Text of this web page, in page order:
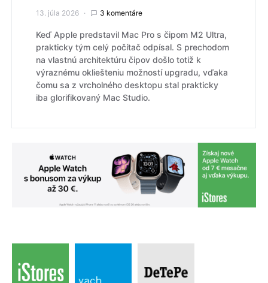
13. júla 2026 3 komentáre
Keď Apple predstavil Mac Pro s čipom M2 Ultra,
prakticky tým celý počítač odpísal. S prechodom
na vlastnú architektúru čipov došlo totiž k
výraznému okliešteniu možností upgradu, vďaka
čomu sa z vrcholného desktopu stal prakticky
iba glorifikovaný Mac Studio.